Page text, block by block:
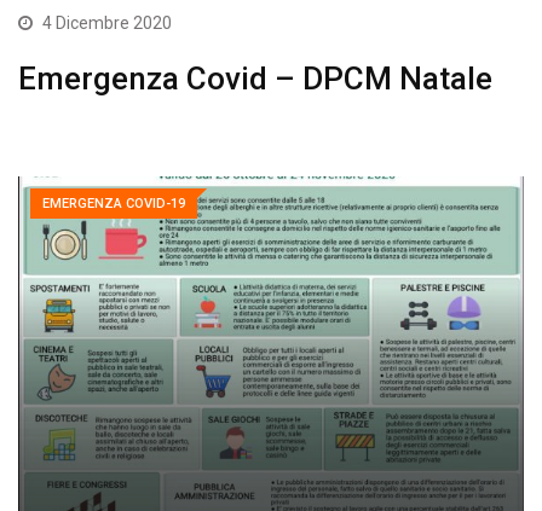
4 Dicembre 2020
Emergenza Covid – DPCM Natale
EMERGENZA COVID-19